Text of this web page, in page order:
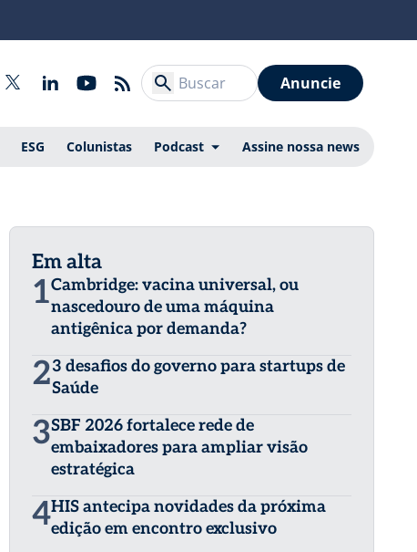
Anuncie
ESG Colunistas Podcast Assine nossa news
Em alta
1Cambridge: vacina universal, ou
nascedouro de uma máquina
antigênica por demanda?
23 desafios do governo para startups de
Saúde
3SBF 2026 fortalece rede de
embaixadores para ampliar visão
estratégica
4HIS antecipa novidades da próxima
edição em encontro exclusivo